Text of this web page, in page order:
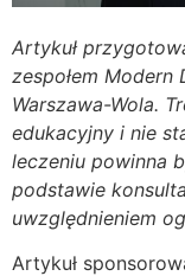
Artykuł
zespołem Modern
Warszawa-Wola.
edukacyjny i nie
leczeniu powinna
podstawie
uwzględnieniem
Artykuł